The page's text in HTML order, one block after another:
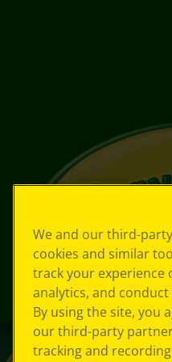
We and our third-
cookies and similar
track your experience
analytics, and
By using the site, you
our third-party
tracking and